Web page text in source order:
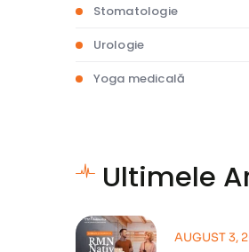
Stomatologie
Urologie
Yoga medicală
Ultimele
AUGUST 3,